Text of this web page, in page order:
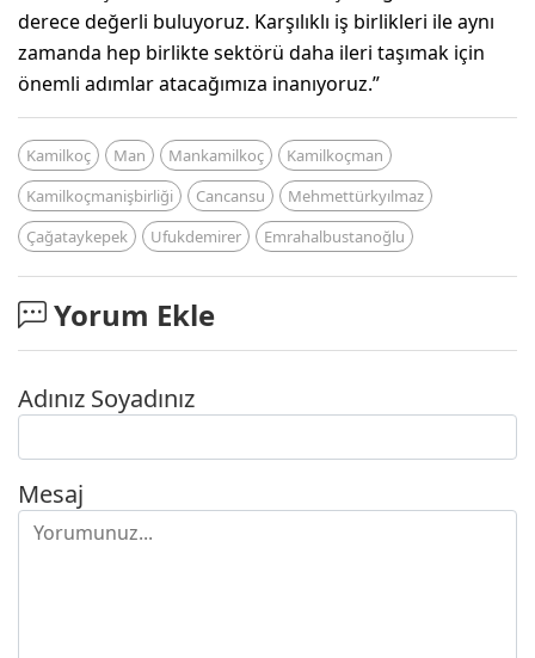
derece değerli buluyoruz. Karşılıklı iş birlikleri ile aynı
zamanda hep birlikte sektörü daha ileri taşımak için
önemli adımlar atacağımıza inanıyoruz.”
Kamilkoç Man Mankamilkoç
Kamilkoçman
Kamilkoçmanişbirliği
Cancansu
Mehmettürkyılmaz
Çağataykepek
Ufukdemirer Emrahalbustanoğlu
Yorum Ekle
Adınız Soyadınız
Mesaj